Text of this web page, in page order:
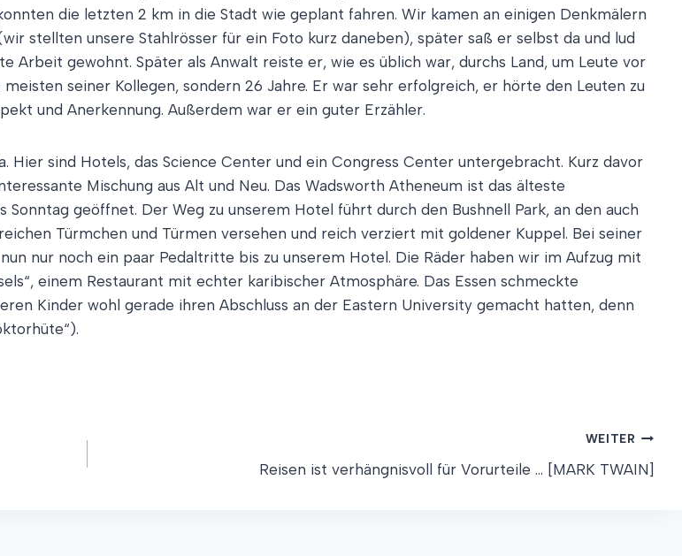
die letzten 2 km in die Stadt wie geplant fahren. Wir kamen an einigen Denkmälern
stellten unsere Stahlrösser für ein Foto kurz daneben), später saß er selbst da und lud
Arbeit gewohnt. Später als Anwalt reiste er, wie es üblich war, durchs Land, um Leute vor
seiner Kollegen, sondern 26 Jahre. Er war sehr erfolgreich, er hörte den Leuten zu
und Anerkennung. Außerdem war er ein guter Erzähler.
sind Hotels, das Science Center und ein Congress Center untergebracht. Kurz davor
Mischung aus Alt und Neu. Das Wadsworth Atheneum ist das älteste
geöffnet. Der Weg zu unserem Hotel führt durch den Bushnell Park, an den auch
Türmchen und Türmen versehen und reich verziert mit goldener Kuppel. Bei seiner
nur noch ein paar Pedaltritte bis zu unserem Hotel. Die Räder haben wir im Aufzug mit
einem Restaurant mit echter karibischer Atmosphäre. Das Essen schmeckte
Kinder wohl gerade ihren Abschluss an der Eastern University gemacht hatten, denn
WEITER
Reisen ist verhängnisvoll für Vorurteile … [MARK TWAIN]